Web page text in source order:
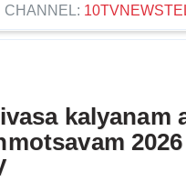
CHANNEL:
kalyanam